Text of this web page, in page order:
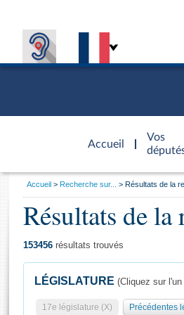
Accueil
d'accueil
Vos
Général
Vous
Accueil Recherche sur... Résultats de la
Résultats de la
153456 résultats trouvés
LÉGISLATURE (Cliquez sur
17e législature (X) Précédentes